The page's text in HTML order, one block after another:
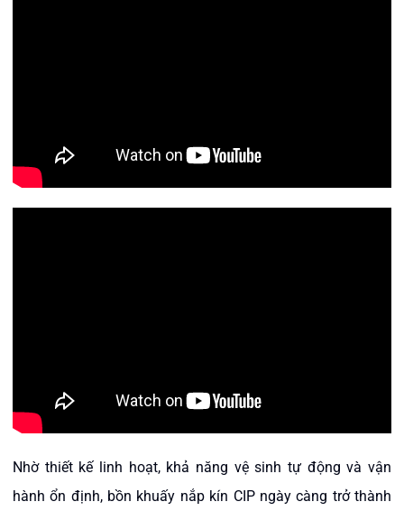
Nhờ thiết kế linh hoạt, khả năng vệ sinh tự động và vận
hành ổn định, bồn khuấy nắp kín CIP ngày càng trở thành